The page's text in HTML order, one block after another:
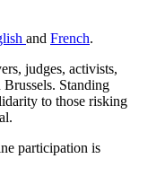
and French.
judges, activists,
Standing
to those risking
participation is